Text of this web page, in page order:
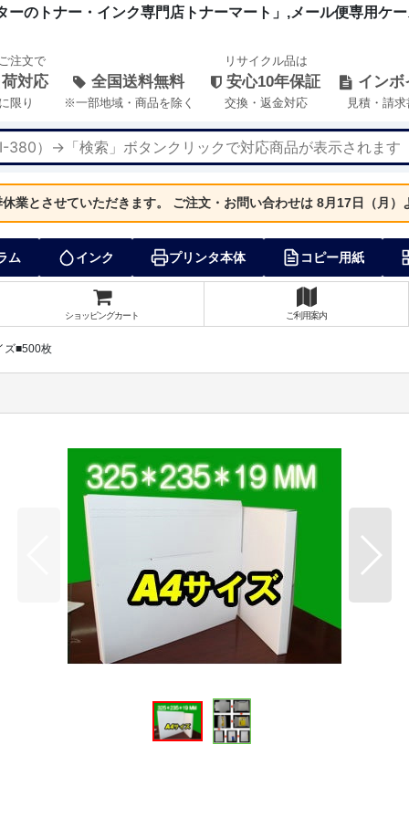
ーのトナー・インク専門店トナーマート」,メール便専用ケ
注文で
対応
限り
全国送料無料
※一部地域・商品を除く
リサイクル品は
安心10年保証
交換・返金対応
インボ
見積・請
業とさせていただきます。 ご注文・お問い合わせは 8月17日（月
ム インク プリンタ本体 コピー用紙
ショッピングカート ご利用案内
ズ■500枚